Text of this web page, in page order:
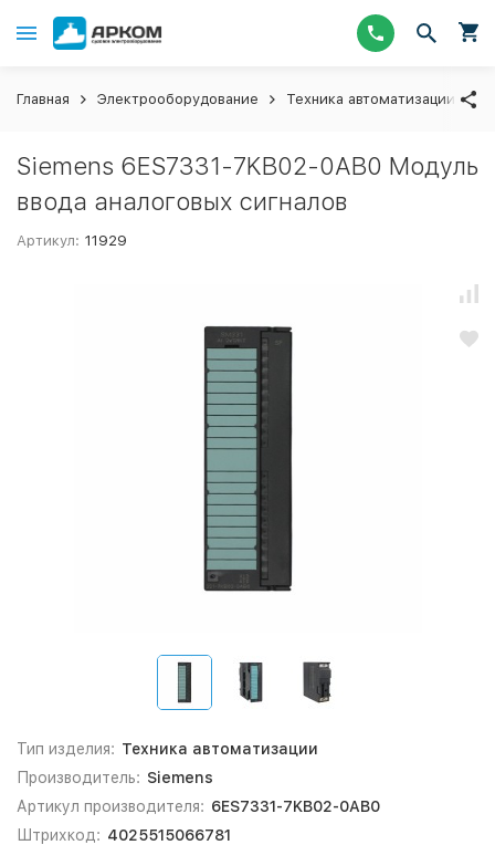
Главная Электрооборудование Техника автоматизации
Siemens 6ES7331-7KB02-0AB0 Модуль
ввода аналоговых сигналов
Артикул: 11929
Тип изделия: Техника автоматизации
Производитель: Siemens
Артикул производителя: 6ES7331-7KB02-0AB0
Штрихкод: 4025515066781